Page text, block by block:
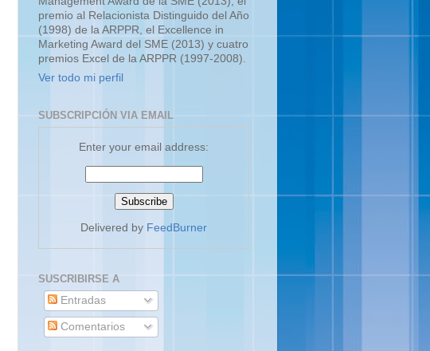
premio al Relacionista Distinguido del Año
(1998) de la ARPPR, el Excellence in
Marketing Award del SME (2013) y cuatro
premios Excel de la ARPPR (1997-2008).
Ver todo mi perfil
SUBSCRIPCIÓN VIA EMAIL
Enter your email address:
Delivered by FeedBurner
SUSCRIBIRSE A
Entradas
Comentarios